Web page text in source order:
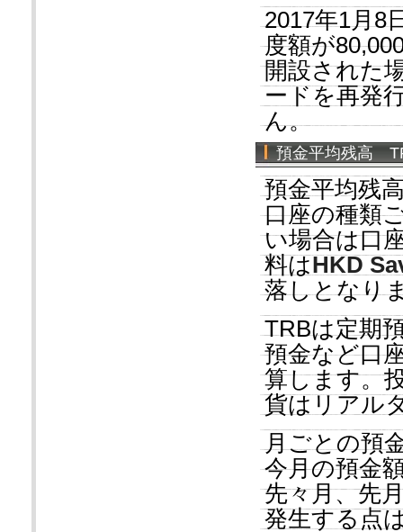
2017年1月8
度額が
開設された
ードを再発
ん。
預金平均残高
預金平均残
口座の種類
い場合は口
料はHKD
落しとなり
TRBは定期
預金など口
算します。
貨はリアル
月ごとの預
今月の預金
先々月、先
発生する点